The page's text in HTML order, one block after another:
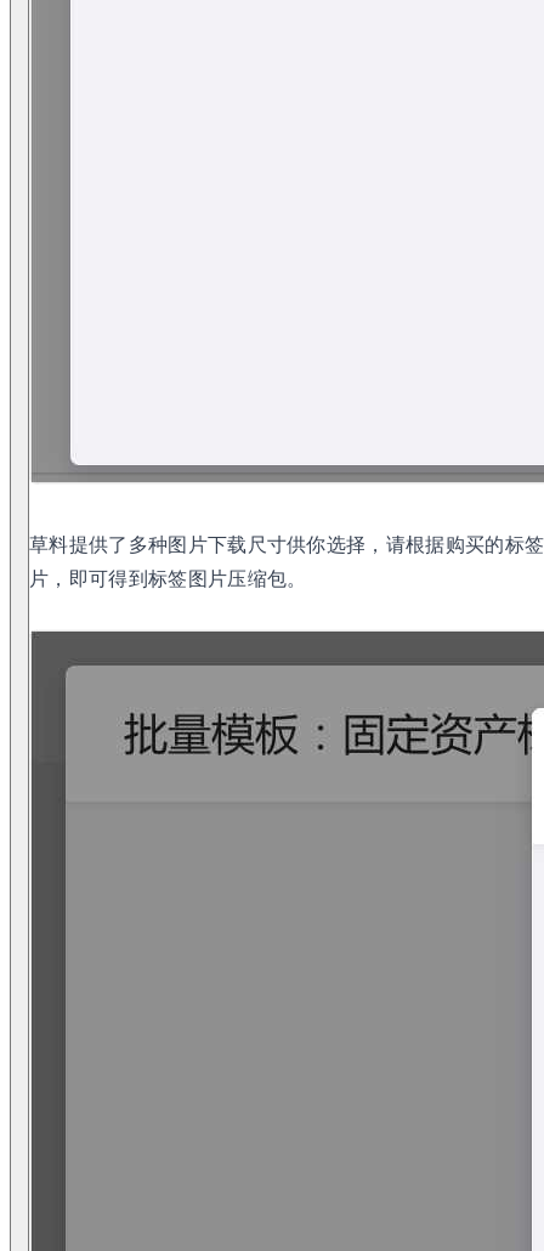
草料提供了多种图片下载尺寸供你选择，请根据购买的标
片，即可得到标签图片压缩包。